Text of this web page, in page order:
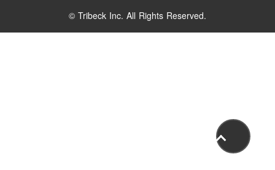
© Tribeck Inc. All Rights Reserved.